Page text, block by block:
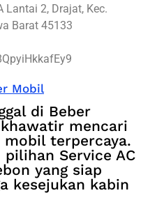
Lantai 2, Drajat, Kec.
Barat 45133
Mobil
di Beber
mencari
mobil terpercaya.
Service AC
yang siap
kesejukan kabin